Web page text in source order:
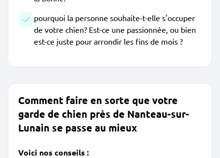
pourquoi la personne souhaite-t-elle s'occuper
de votre chien? Est-ce une passionnée, ou bien
est-ce juste pour arrondir les fins de mois ?
Comment faire en sorte que votre
garde de chien près de Nanteau-sur-
Lunain se passe au mieux
Voici nos conseils :